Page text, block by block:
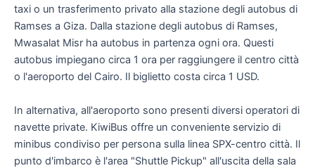
taxi o un trasferimento privato alla stazione degli autobus di
Ramses a Giza. Dalla stazione degli autobus di Ramses,
Mwasalat Misr ha autobus in partenza ogni ora. Questi
autobus impiegano circa 1 ora per raggiungere il centro città
o l'aeroporto del Cairo. Il biglietto costa circa 1 USD.
In alternativa, all'aeroporto sono presenti diversi operatori di
navette private. KiwiBus offre un conveniente servizio di
minibus condiviso per persona sulla linea SPX-centro città. Il
punto d'imbarco è l'area "Shuttle Pickup" all'uscita della sala